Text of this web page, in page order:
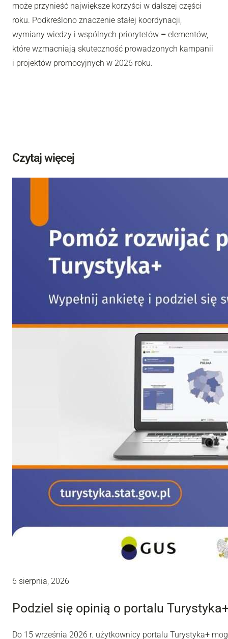
może przynieść największe korzyści w dalszej części
roku. Podkreślono znaczenie stałej koordynacji,
wymiany wiedzy i wspólnych priorytetów – elementów,
które wzmacniają skuteczność prowadzonych kampanii
i projektów promocyjnych w 2026 roku.
Czytaj więcej
6 sierpnia, 2026
Podziel się opinią o portalu
Do 15 września 2026 r. użytkownicy portalu Turystyka+